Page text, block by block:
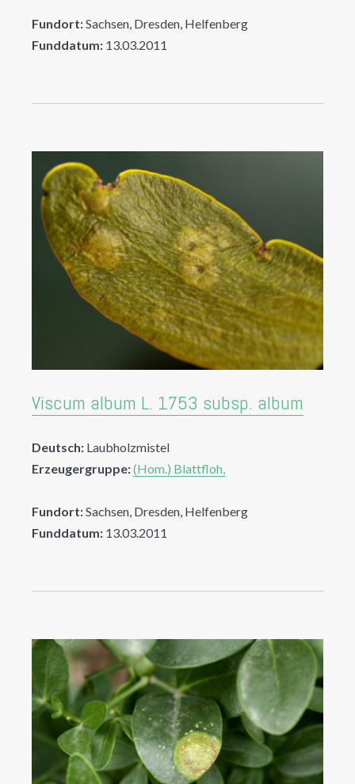
Fundort:Sachsen, Dresden, Helfenberg
Funddatum: 13.03.2011
Viscum album L. 1753 subsp. album
Deutsch: Laubholzmistel
Erzeugergruppe:(Hom.) Blattfloh,
Fundort:Sachsen, Dresden, Helfenberg
Funddatum: 13.03.2011